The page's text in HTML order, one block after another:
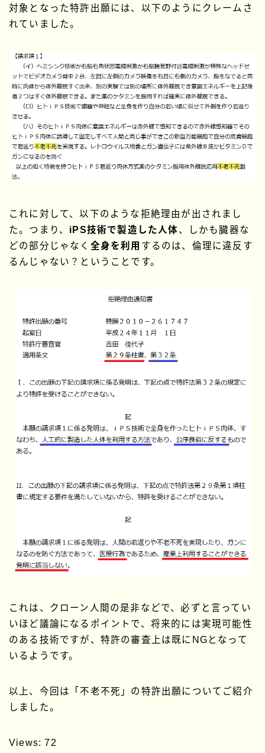
対象となった特許出願には、以下のようにクレームさ
れていました。
これに対して、以下のような拒絶理由が出されまし
た。つまり、 iPS技術で製造した人体、しかも臓器な
どの部分じゃなく 全身を利用 するのは、倫理に違反す
るんじゃない？ということです。
これは、クローン人間の是非などで、必ずと言ってい
いほど議論になるポイントで、将来的には実現可能性
のある技術ですが、特許の審査上は既にNGとなって
いるようです。
以上、今回は「不老不死」の特許出願についてご紹介
しました。
Views: 72